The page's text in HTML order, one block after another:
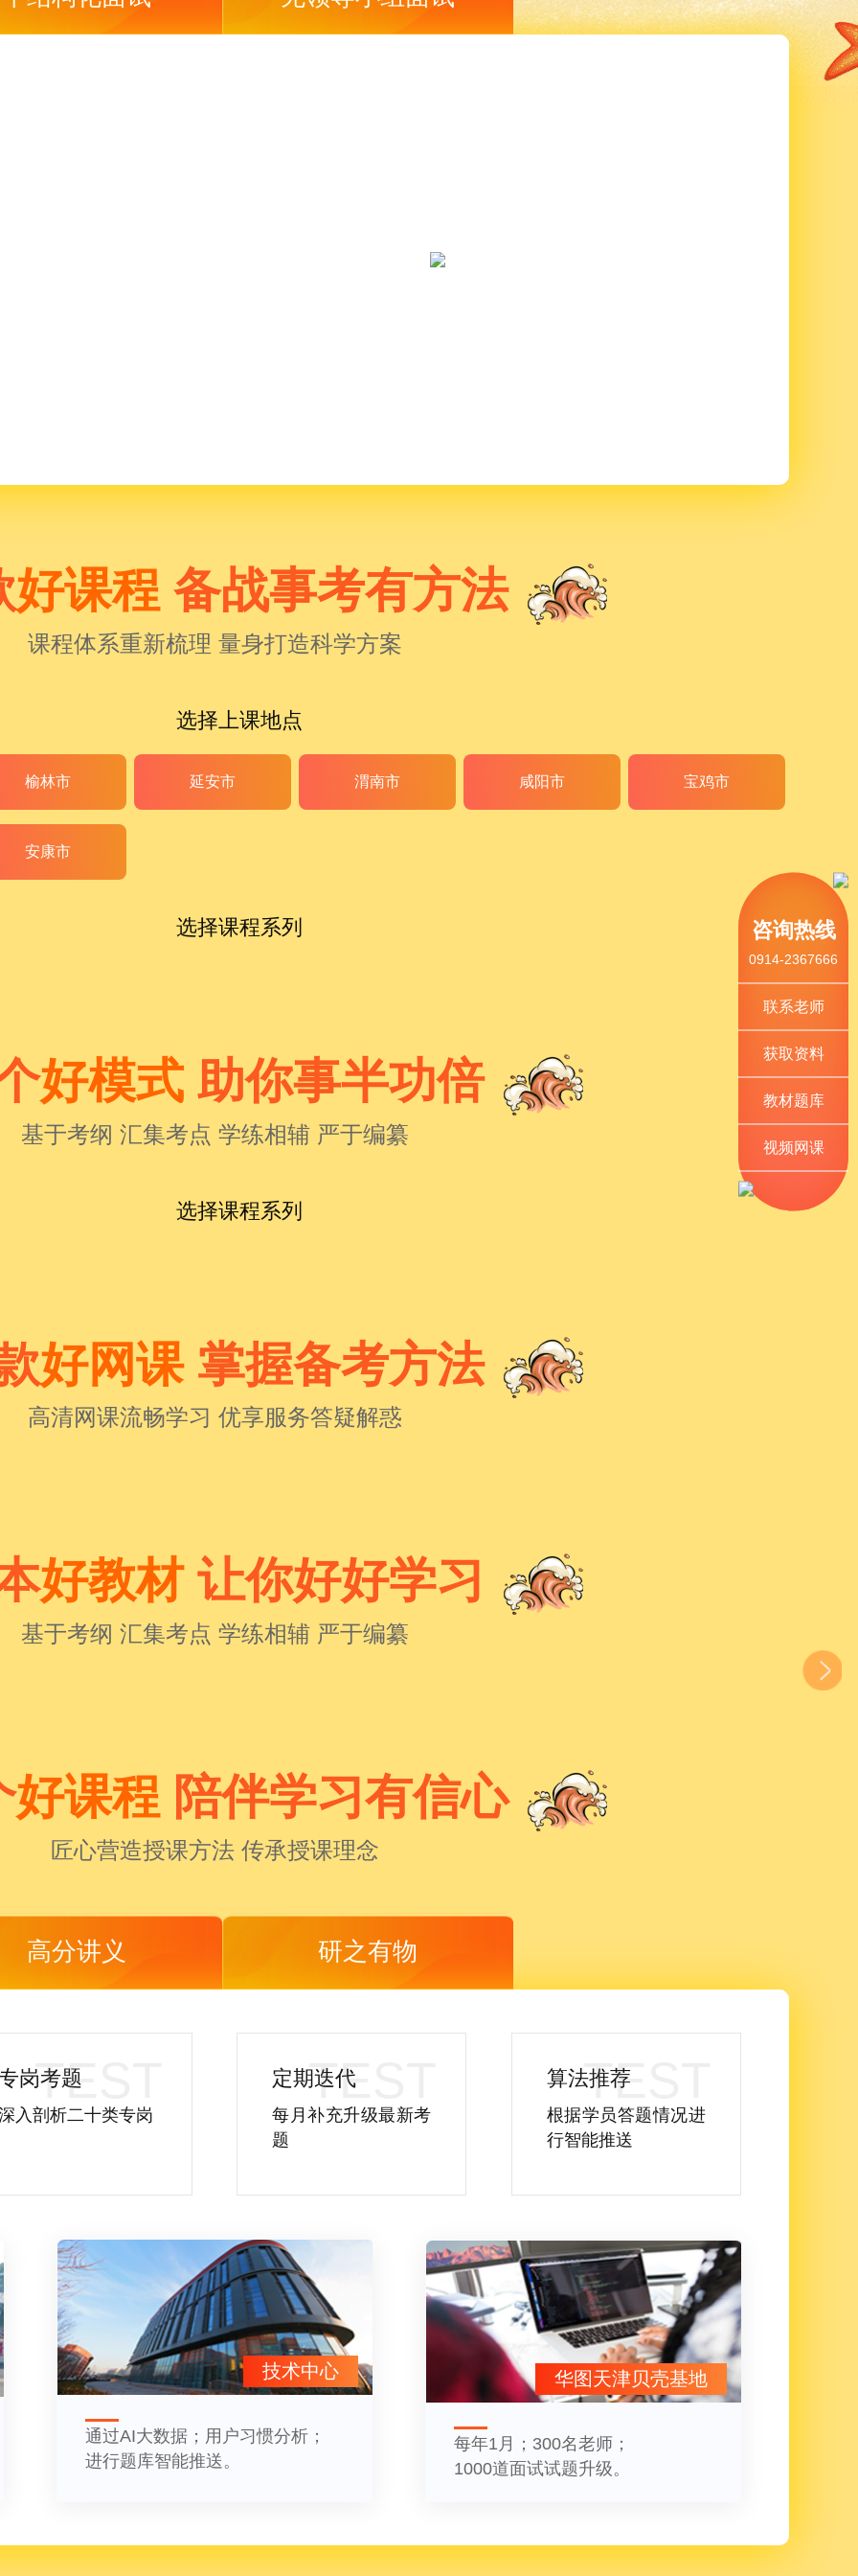
好课程 备战事考有方法
课程体系重新梳理 量身打造科学方案
选择上课地点
榆林市 延安市 渭南市 咸阳市 宝鸡市
安康市
选择课程系列
好模式 助你事半功倍
基于考纲 汇集考点 学练相辅 严于编纂
选择课程系列
好网课掌握备考方法
高清网课流畅学习 优享服务答疑解惑
好教材让你好好学习
基于考纲 汇集考点 学练相辅 严于编纂
好课程 陪伴学习有信心
匠心营造授课方法 传承授课理念
高分讲义 研之有物
岗考题
入剖析二十类专岗
定期迭代
每月补充升级最新考
题
算法推荐
根据学员答题情况进
行智能推送
技术中心
通过AI大数据；用户习惯分析；
进行题库智能推送。
华图天津贝壳基地
每年1月；300名老师；
1000道面试试题升级。
咨询热线
0914-2367666
联系老师
获取资料
教材题库
视频网课